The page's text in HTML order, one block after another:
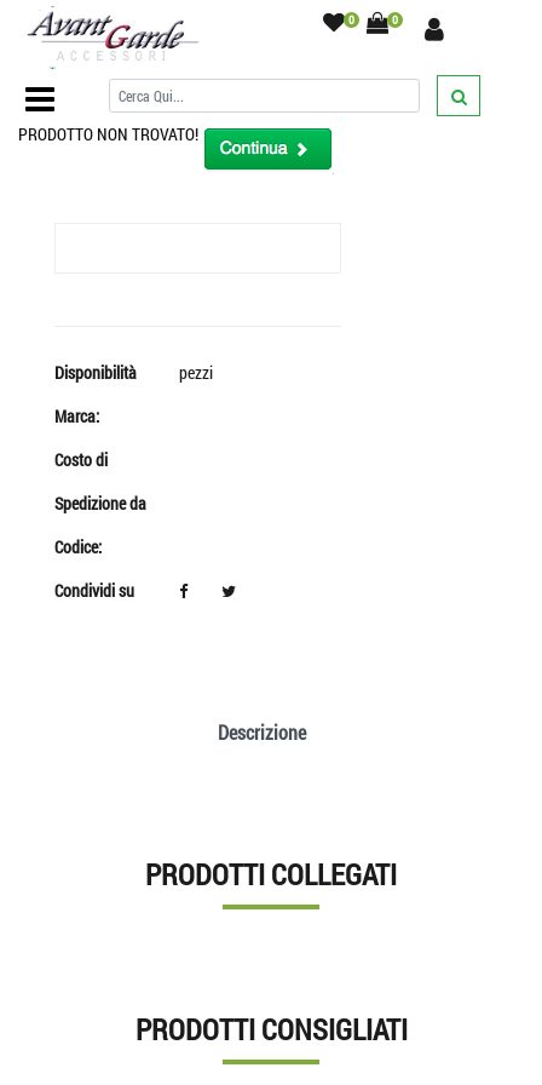
0 0
Home Page/
PRODOTTO NON TROVATO!
Disponibilità
pezzi
Marca:
Costo di
Spedizione da
Codice:
Condividi su
Descrizione
PRODOTTI COLLEGATI
PRODOTTI CONSIGLIATI